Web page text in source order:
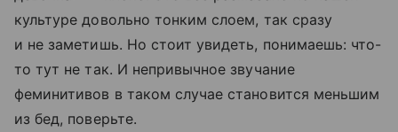
культуре довольно тонким слоем, так сразу
и не заметишь. Но стоит увидеть, понимаешь: что-
то тут не так. И непривычное звучание
феминитивов в таком случае становится меньшим
из бед, поверьте.